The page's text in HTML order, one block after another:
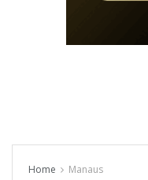
Home Manaus